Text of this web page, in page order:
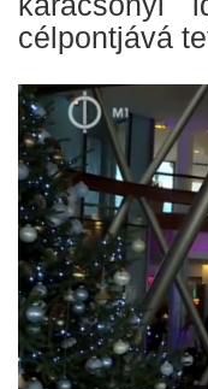
célpontjává